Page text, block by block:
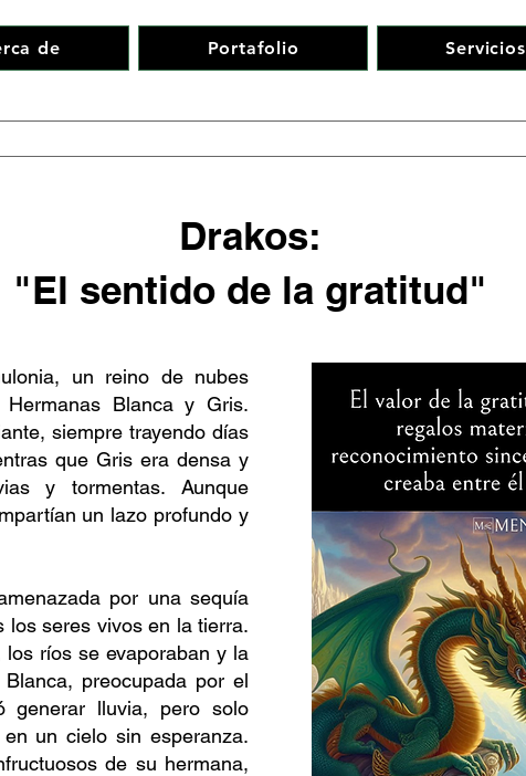
de Portafolio Servicios
Drakos:
"El sentido de la gratitud"
un reino de nubes
Blanca y Gris.
siempre trayendo días
que Gris era densa y
y tormentas. Aunque
un lazo profundo y
por una sequía
los seres vivos en la tierra.
ríos se evaporaban y la
preocupada por el
generar lluvia, pero solo
un cielo sin esperanza.
de su hermana,